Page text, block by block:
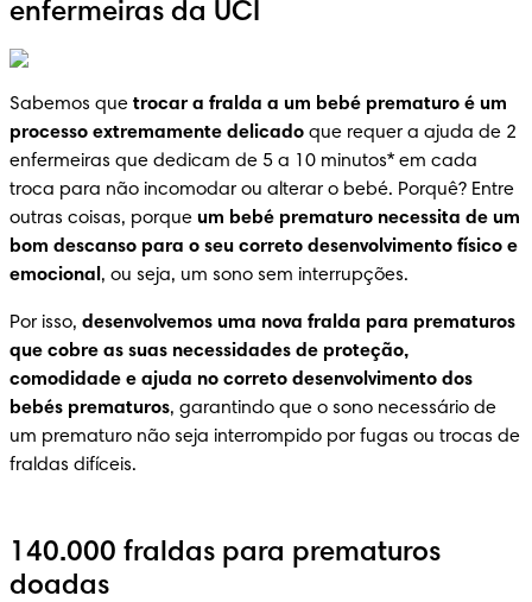
enfermeiras da UCI
Sabemos que trocar a fralda a um bebé prematuro é um
processo extremamente delicado que requer a ajuda de 2
enfermeiras que dedicam de 5 a 10 minutos* em cada
troca para não incomodar ou alterar o bebé. Porquê? Entre
outras coisas, porque um bebé prematuro necessita de um
bom descanso para o seu correto desenvolvimento físico e
emocional , ou seja, um sono sem interrupções.
Por isso, desenvolvemos uma nova fralda para prematuros
que cobre as suas necessidades de proteção,
comodidade e ajuda no correto desenvolvimento dos
bebés prematuros, garantindo que o sono necessário de
um prematuro não seja interrompido por fugas ou trocas de
fraldas difíceis.
140.000 fraldas para prematuros
doadas